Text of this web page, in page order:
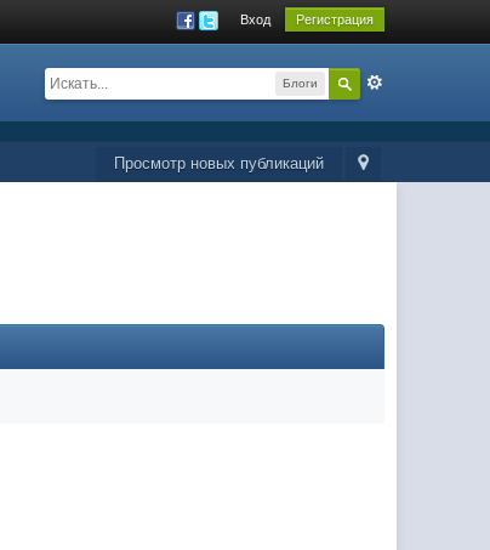
Вход Регистрация
Блоги
Просмотр новых публикаций